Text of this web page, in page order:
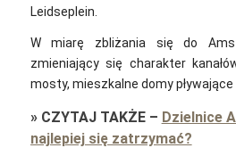
Leidseplein.
W miarę zbliżania się do
zmieniający się charakter
mosty, mieszkalne domy pływające
» CZYTAJ TAKŻE– Dzielnice
najlepiej się zatrzymać?